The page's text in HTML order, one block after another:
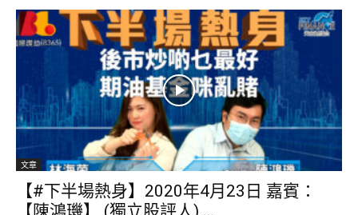
文章
【#下半場熱身】2020年4月23日 嘉賓：
【陳鴻璣】 (獨立股評人) ...